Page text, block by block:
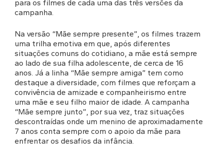
para os filmes de cada uma das três versões da
campanha.
Na versão “Mãe sempre presente”, os filmes trazem
uma trilha emotiva em que, após diferentes
situações comuns do cotidiano, a mãe está sempre
ao lado de sua filha adolescente, de cerca de 16
anos. Já a linha “Mãe sempre amiga” tem como
destaque a diversidade, com filmes que reforçam a
convivência de amizade e companheirismo entre
uma mãe e seu filho maior de idade. A campanha
“Mãe sempre junto”, por sua vez, traz situações
descontraídas onde um menino de aproximadamente
7 anos conta sempre com o apoio da mãe para
enfrentar os desafios da infância.